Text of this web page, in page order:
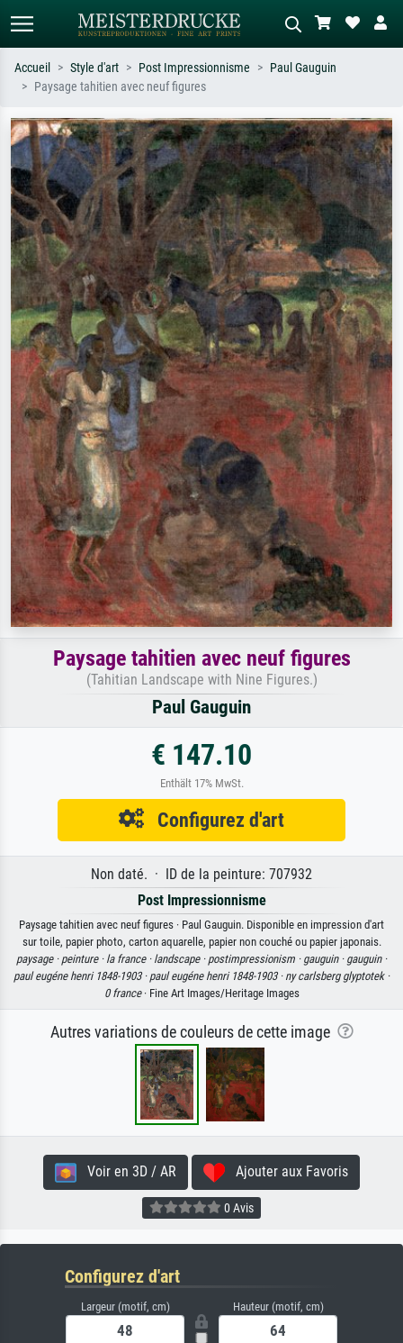
Recherchez par artiste, titre ou style –
ex. Monet, Nuit étoilée,
impressionnisme, vague de Hokusai,
nu.
Décrivez la scène – ex. prairie verte,
abstrait avec beaucoup de rouge,
tableau sombre, nu debout près d'un
arbre.
Accueil Style d'art Post Impressionnisme
Paul Gauguin
Paysage tahitien avec neuf figures
Paysage tahitien avec neuf figures
(Tahitian Landscape with Nine Figures.)
Paul Gauguin
€ 147.10
Enthält 17% MwSt.
Configurez d'art
Non daté. · ID de la peinture: 707932
Post Impressionnisme
Paysage tahitien avec neuf figures · Paul Gauguin. Disponible en impression d'art
sur toile, papier photo, carton aquarelle, papier non couché ou papier japonais.
paysage · peinture · la france · landscape · postimpressionism · gauguin · gauguin ·
paul eugéne henri 1848-1903 · paul eugéne henri 1848-1903 · ny carlsberg glyptotek ·
0 france· Fine Art Images/Heritage Images
Autres variations de couleurs de cette image
Voir en 3D / AR Ajouter aux Favoris
0 Avis
Configurez d'art
Largeur (motif, cm) Hauteur (motif, cm)